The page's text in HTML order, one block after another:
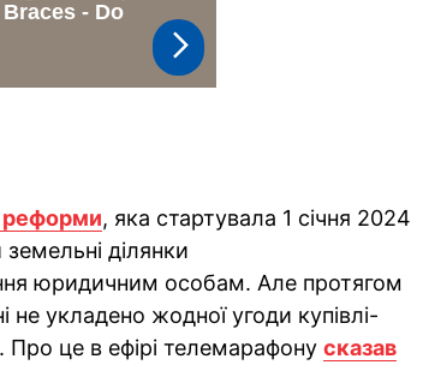
реформи, яка стартувала 1 січня 2024
ділянки
юридичним особам. Але протягом
укладено жодної угоди купівлі-
це в ефірі телемарафону сказав